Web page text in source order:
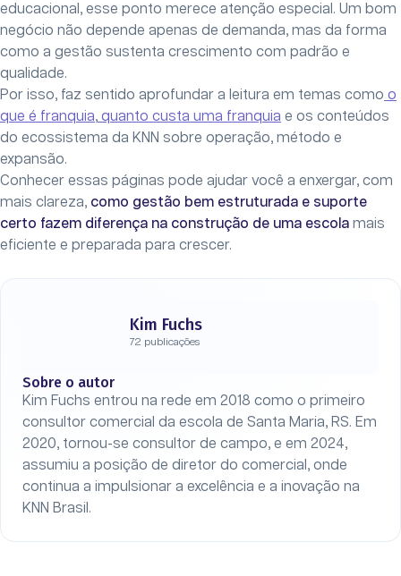
educacional, esse ponto merece atenção especial. Um bom
negócio não depende apenas de demanda, mas da forma
como a gestão sustenta crescimento com padrão e
qualidade.
Por isso, faz sentido aprofundar a leitura em temas como o
que é franquia, quanto custa uma franquia e os conteúdos
do ecossistema da KNN sobre operação, método e
expansão.
Conhecer essas páginas pode ajudar você a enxergar, com
mais clareza, como gestão bem estruturada e suporte
certo fazem diferença na construção de uma escola mais
eficiente e preparada para crescer.
Kim Fuchs
72 publicações
Sobre o autor
Kim Fuchs entrou na rede em 2018 como o primeiro
consultor comercial da escola de Santa Maria, RS. Em
2020, tornou-se consultor de campo, e em 2024,
assumiu a posição de diretor do comercial, onde
continua a impulsionar a excelência e a inovação na
KNN Brasil.